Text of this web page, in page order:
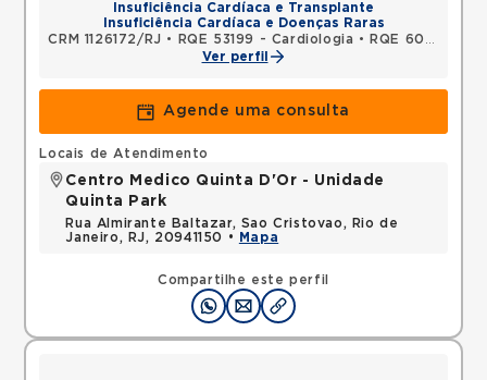
Insuficiência Cardíaca e Transplante
Insuficiência Cardíaca e Doenças Raras
CRM 1126172/RJ • RQE 53199 - Cardiologia •
RQE 60996 - Clínica médica
Ver perfil
Agende uma consulta
Compartilhe este perfil
Locais de Atendimento
Centro Medico Quinta D'Or - Unidade
Quinta Park
Rua Almirante Baltazar, Sao Cristovao, Rio de
Janeiro, RJ, 20941150 •
Mapa